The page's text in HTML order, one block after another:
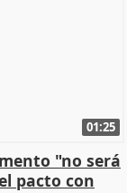
01:25
"no será
pacto con